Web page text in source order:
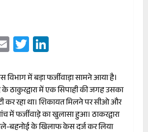
EmailTwitter
विभाग में बड़ा फर्जीवाड़ा सामने आया है।
ठाकुरद्वारा में एक सिपाही की जगह उसका
कर रहा था। शिकायत मिलने पर सीओ और
में फर्जीवाड़े का खुलासा हुआ। ठाकरद्वारा
बहनोई के खिलाफ केस दर्ज कर लिया